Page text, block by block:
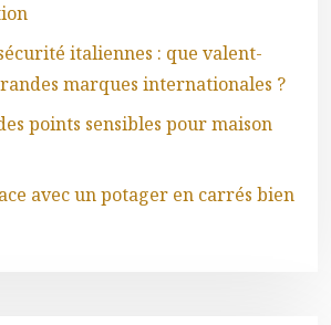
italiennes : que valent-
marques internationales ?
points sensibles pour maison
avec un potager en carrés bien